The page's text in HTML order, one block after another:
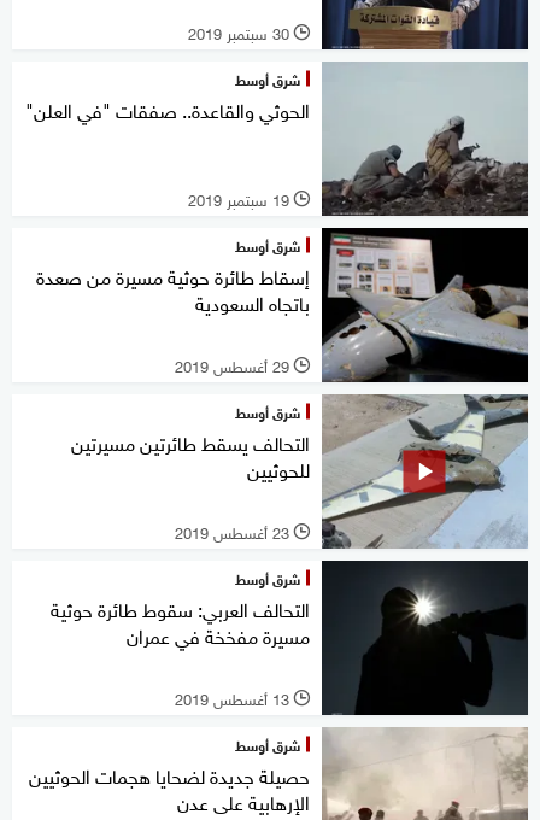
l 30 سبتمبر 2019
شرق أوسط
الحوثي والقاعدة.. صفقات "في العلن"
l 19 سبتمبر 2019
شرق أوسط
إسقاط طائرة حوثية مسيرة من صعدة
باتجاه السعودية
l 29 أغسطس 2019
شرق أوسط
التحالف يسقط طائرتين مسيرتين
للحوثيين
l 23 أغسطس 2019
شرق أوسط
التحالف العربي: سقوط طائرة حوثية
مسيرة مفخخة في عمران
l 13 أغسطس 2019
شرق أوسط
حصيلة جديدة لضحايا هجمات الحوثيين
الإرهابية على عدن